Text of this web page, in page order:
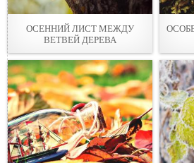
ОСЕННИЙ ЛИСТ МЕЖДУ
ВЕТВЕЙ ДЕРЕВА